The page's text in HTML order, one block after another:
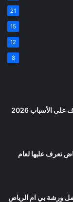
21
15
12
8
تعرف عليها لعام
ورشة بي ام الرياض